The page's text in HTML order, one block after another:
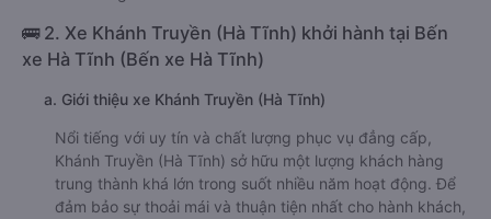
🚌 2. Xe Khánh Truyền (Hà Tĩnh) khởi hành tại Bến
xe Hà Tĩnh (Bến xe Hà Tĩnh)
a. Giới thiệu xe Khánh Truyền (Hà Tĩnh)
Nổi tiếng với uy tín và chất lượng phục vụ đẳng cấp,
Khánh Truyền (Hà Tĩnh) sở hữu một lượng khách hàng
trung thành khá lớn trong suốt nhiều năm hoạt động. Để
đảm bảo sự thoải mái và thuận tiện nhất cho hành khách,